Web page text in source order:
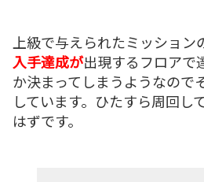
上級で与えられたミッション
入手達成が出現するフロアで
か決まってしまうようなので
しています。ひたすら周回し
はずです。